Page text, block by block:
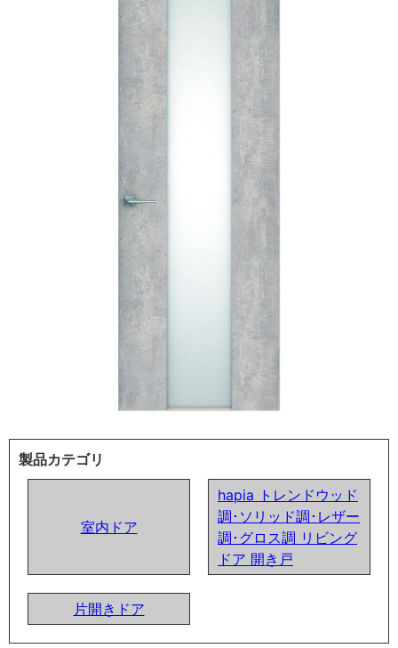
製品カテゴリ
室内ドア
hapia トレンドウッド
調･ソリッド調･レザー
調･グロス調 リビング
ドア 開き戸
片開きドア